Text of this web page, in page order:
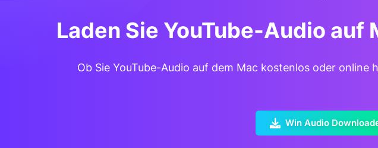
Laden Sie YouTube-Audio
Ob Sie YouTube-Audio auf dem Mac kostenlos oder
Win Audio